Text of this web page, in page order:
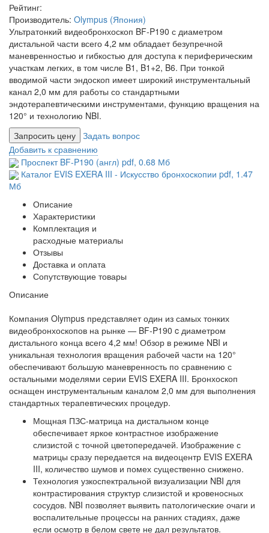
Рейтинг:
Производитель: Olympus (Япония)
Ультратонкий видеобронхоскоп BF-P190 с диаметром
дистальной части всего 4,2 мм обладает безупречной
маневренностью и гибкостью для доступа к периферическим
участкам легких, в том числе B1, B1+2, B6. При тонкой
вводимой части эндоскоп имеет широкий инструментальный
канал 2,0 мм для работы со стандартными
эндотерапевтическими инструментами, функцию вращения на
120° и технологию NBI.
Запросить цену Задать вопрос
Добавить к сравнению
Проспект BF-P190 (англ) pdf, 0.68 Мб
Каталог EVIS EXERA III - Искусство бронхоскопии pdf, 1.47
Мб
Описание
Характеристики
Комплектация и
расходные материалы
Отзывы
Доставка и оплата
Сопутствующие товары
Описание
Компания Olympus представляет один из самых тонких
видеобронхоскопов на рынке — BF-P190 c диаметром
дистального конца всего 4,2 мм! Обзор в режиме NBI и
уникальная технология вращения рабочей части на 120°
обеспечивают большую маневренность по сравнению с
остальными моделями серии EVIS EXERA III. Бронхоскоп
оснащен инструментальным каналом 2,0 мм для выполнения
стандартных терапевтических процедур.
Мощная ПЗС-матрица на дистальном конце
обеспечивает яркое контрастное изображение
слизистой с точной цветопередачей. Изображение с
матрицы сразу передается на видеоцентр EVIS EXERA
III, количество шумов и помех существенно снижено.
Технология узкоспектральной визуализации NBI для
контрастирования структур слизистой и кровеносных
сосудов. NBI позволяет выявить патологические очаги и
воспалительные процессы на ранних стадиях, даже
если осмотр в белом свете не дал результатов.